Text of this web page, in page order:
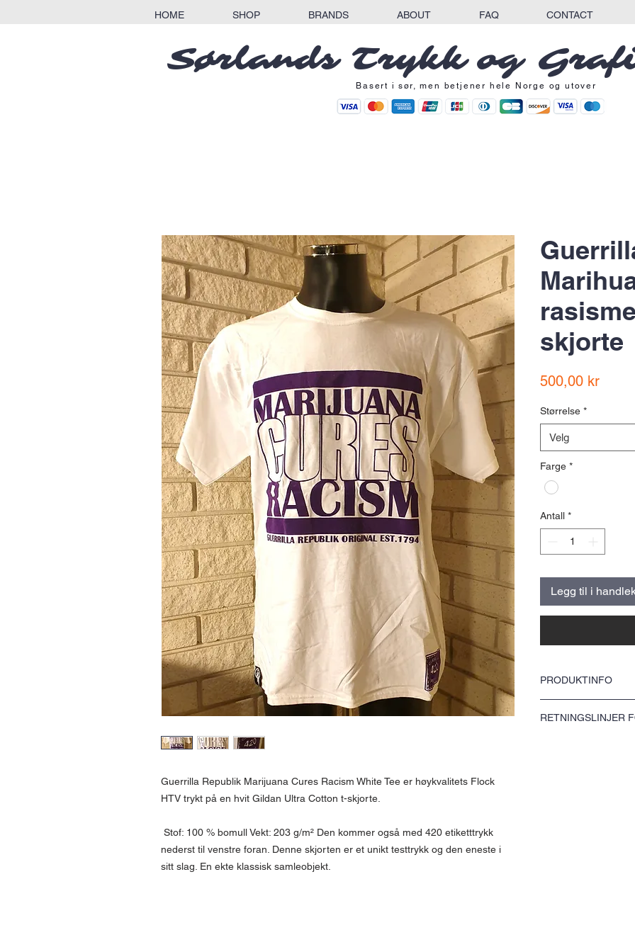
HOME SHOP BRANDS ABOUT FAQ CONTACT
Sørlands Trykk og
Basert i sør, men betjener hele Norge og utover
Guerrilla Republik Marijuana Cures Racism White Tee er høykvalitets Flock
HTV trykt på en hvit Gildan Ultra Cotton t-skjorte.
Stof: 100 % bomull Vekt: 203 g/m² Den kommer også med 420 etiketttrykk
nederst til venstre foran. Denne skjorten er et unikt testtrykk og den eneste i
sitt slag. En ekte klassisk samleobjekt.
skjorte
500,00 krPris
Størrelse *
Velg
Farge *
Antall *
Legg til i
PRODUKTINFO
høykvalitets Flock HTV
RETNINGSLINJER